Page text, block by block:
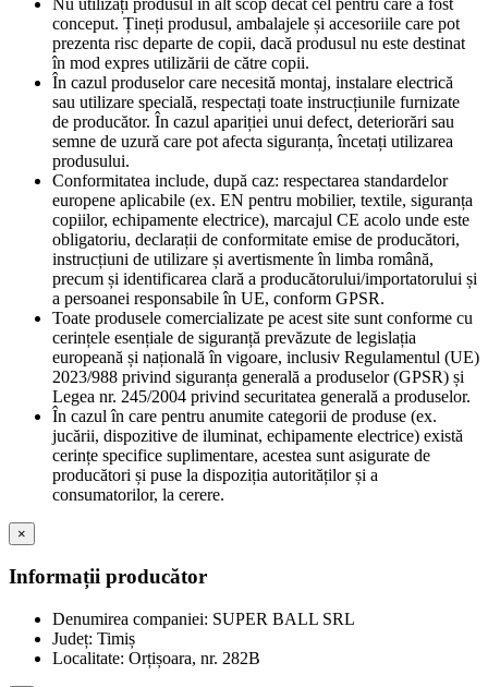
conceput. Țineți produsul, ambalajele și accesoriile care pot
prezenta risc departe de copii, dacă produsul nu este destinat
în mod expres utilizării de către copii.
În cazul produselor care necesită montaj, instalare electrică
sau utilizare specială, respectați toate instrucțiunile furnizate
de producător. În cazul apariției unui defect, deteriorări sau
semne de uzură care pot afecta siguranța, încetați utilizarea
produsului.
Conformitatea include, după caz: respectarea standardelor
europene aplicabile (ex. EN pentru mobilier, textile, siguranța
copiilor, echipamente electrice), marcajul CE acolo unde este
obligatoriu, declarații de conformitate emise de producători,
instrucțiuni de utilizare și avertismente în limba română,
precum și identificarea clară a producătorului/importatorului și
a persoanei responsabile în UE, conform GPSR.
Toate produsele comercializate pe acest site sunt conforme cu
cerințele esențiale de siguranță prevăzute de legislația
europeană și națională în vigoare, inclusiv Regulamentul (UE)
2023/988 privind siguranța generală a produselor (GPSR) și
Legea nr. 245/2004 privind securitatea generală a produselor.
În cazul în care pentru anumite categorii de produse (ex.
jucării, dispozitive de iluminat, echipamente electrice) există
cerințe specifice suplimentare, acestea sunt asigurate de
producători și puse la dispoziția autorităților și a
consumatorilor, la cerere.
×
Informații producător
Denumirea companiei: SUPER BALL SRL
Județ: Timiș
Localitate: Orțișoara, nr. 282B